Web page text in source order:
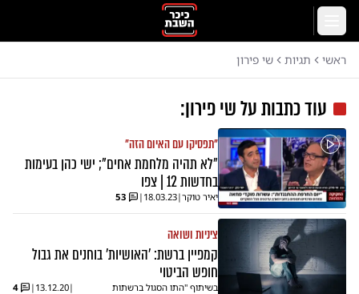
דלג לתוכן הראשי
ראשי תגיות שי פירון
עוד כתבות עלשי פירון:
"תפסיקו עם האיום הזה"
"לא תהיה מלחמת אחים"; ישי כהן בעימות
בחדשות 12 | צפו
יאיר טוקר|
18.03.23
|
53
ציניות ושואה
קמפיין ברשת: 'האושיות' בוחנים את גבול
חופש הביטוי
בשיתוף "התו הסגול ברשתות
|
13.12.20
|
4